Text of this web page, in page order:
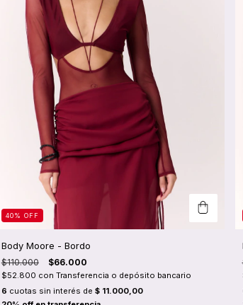
40% OFF
Body Moore - Bordo
$110.000 $66.000
$52.800 con Transferencia o depósito bancario
6 cuotas sin interés de $ 11.000,00